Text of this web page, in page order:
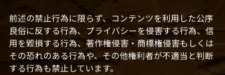
前述の禁止行為に限らず、コンテンツを利用した公序
良俗に反する行為、プライバシーを侵害する行為、信
用を毀損する行為、著作権侵害・商標権侵害もしくは
その恐れのある行為や、その他権利者が不適当と判断
する行為も禁止しています。